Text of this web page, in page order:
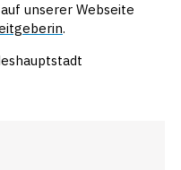
unserer Webseite
.